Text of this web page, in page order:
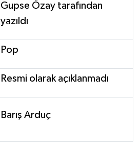
Gupse Özay tarafından
yazıldı
Pop
Resmi olarak açıklanmadı
Barış Arduç